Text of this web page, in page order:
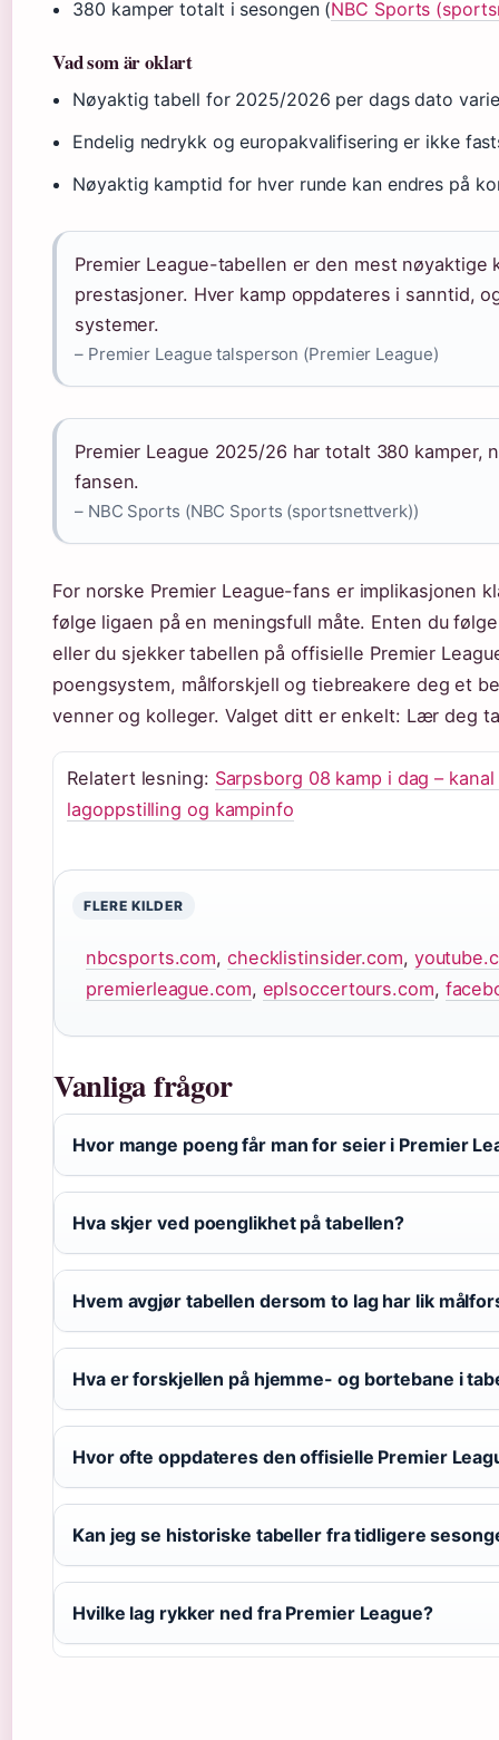
380 kamper totalt i sesongen (NBC Sports
Vad som är oklart
Nøyaktig tabell for 2025/2026 per dags dato
Endelig nedrykk og europakvalifisering er ikke
Nøyaktig kamptid for hver runde kan endres på
Premier League-tabellen er den mest
prestasjoner. Hver kamp oppdateres i sanntid,
systemer.
– Premier League talsperson (Premier League)
Premier League 2025/26 har totalt 380 kamper,
fansen.
– NBC Sports (NBC Sports (sportsnettverk))
For norske Premier League-fans er implikasjonen
følge ligaen på en meningsfull måte. Enten du
eller du sjekker tabellen på offisielle Premier
poengsystem, målforskjell og tiebreakere deg et
venner og kolleger. Valget ditt er enkelt: Lær deg
Relatert lesning: Sarpsborg 08 kamp i dag –
lagoppstilling og kampinfo
FLERE KILDER
nbcsports.com, checklistinsider.com,
premierleague.com, eplsoccertours.com,
Vanliga frågor
Hvor mange poeng får man for seier i Premier
Hva skjer ved poenglikhet på tabellen?
Hvem avgjør tabellen dersom to lag har lik
Hva er forskjellen på hjemme- og bortebane i
Hvor ofte oppdateres den offisielle Premier
Kan jeg se historiske tabeller fra tidligere
Hvilke lag rykker ned fra Premier League?